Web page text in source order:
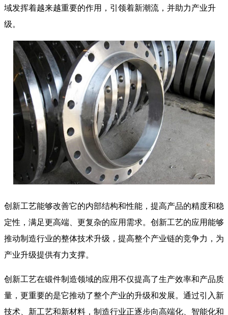
域发挥着越来越重要的作用，引领着新潮流，并助力产业升
级。
创新工艺能够改善它的内部结构和性能，提高产品的精度和稳
定性，满足更高端、更复杂的应用需求。创新工艺的应用能够
推动制造行业的整体技术升级，提高整个产业链的竞争力，为
产业升级提供有力支撑。
创新工艺在锻件制造领域的应用不仅提高了生产效率和产品质
量，更重要的是它推动了整个产业的升级和发展。通过引入新
技术、新工艺和新材料，制造行业正逐步向高端化、智能化和